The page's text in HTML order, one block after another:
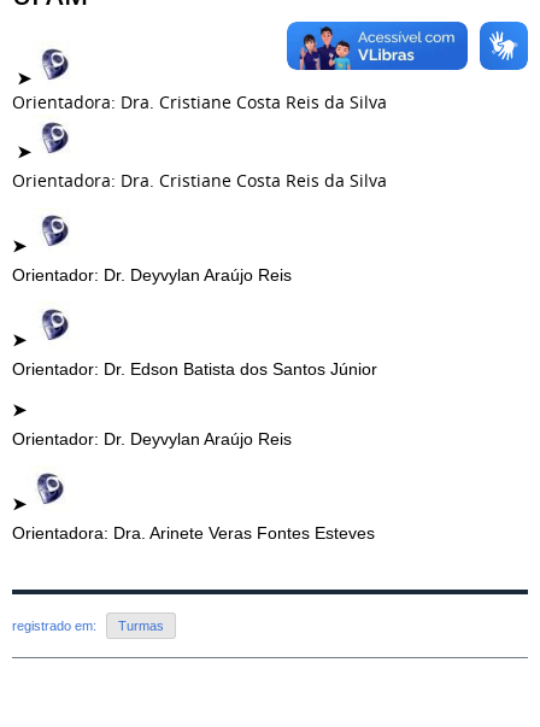
➤
Orientadora: Dra. Cristiane Costa Reis da Silva
➤
Orientadora: Dra. Cristiane Costa Reis da Silva
➤
Orientador: Dr. Deyvylan Araújo Reis
➤
Orientador: Dr. Edson Batista dos Santos Júnior
➤
Orientador: Dr. Deyvylan Araújo Reis
➤
Orientadora: Dra. Arinete Veras Fontes Esteves
registrado em: Turmas